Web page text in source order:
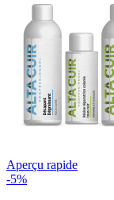
Aperçu rapide
-5%